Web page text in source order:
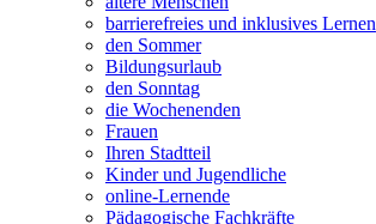
barrierefreies und inklusives Lernen
den Sommer
Bildungsurlaub
den Sonntag
die Wochenenden
Frauen
Ihren Stadtteil
Kinder und Jugendliche
online-Lernende
Pädagogische Fachkräfte